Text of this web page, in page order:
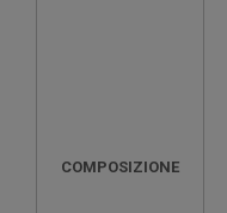
COMPOSIZIONE